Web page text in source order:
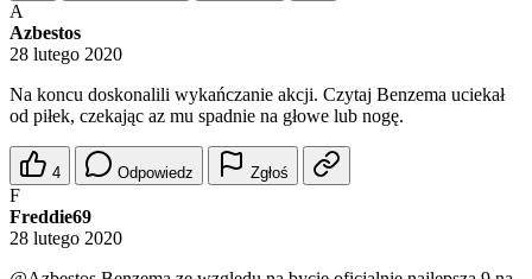
A
Azbestos
28 lutego 2020
Na koncu doskonalili wykańczanie akcji. Czytaj Benzema uciekał
od piłek, czekając az mu spadnie na głowe lub nogę.
4 Odpowiedz Zgłoś
F
Freddie69
28 lutego 2020